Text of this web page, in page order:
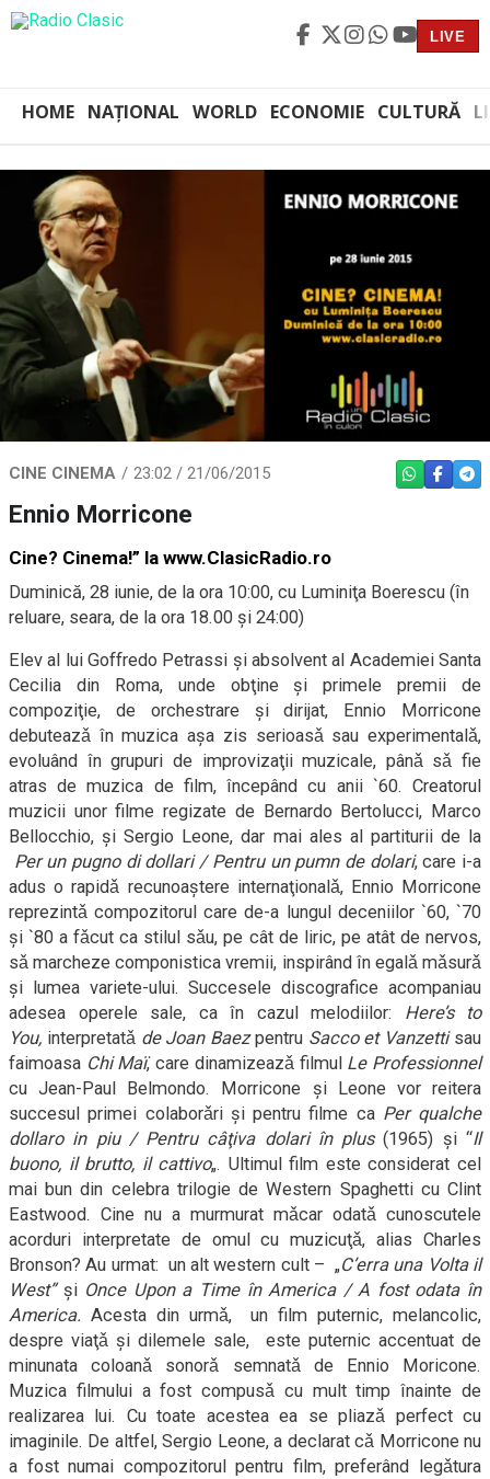
LIVE
HOME NAȚIONAL WORLD ECONOMIE CULTURĂ
CINE CINEMA 23:02 / 21/06/2015 WHATSAPP
Ennio Morricone
Cine? Cinema!” la www.ClasicRadio.ro
Duminică, 28 iunie, de la ora 10:00, cu Luminiţa Boerescu (în
reluare, seara, de la ora 18.00 şi 24:00)
Elev al lui Goffredo Petrassi şi absolvent al Academiei Santa
Cecilia din Roma, unde obţine şi primele premii de
compoziţie, de orchestrare şi dirijat, Ennio Morricone
debuteazǎ în muzica aşa zis serioasǎ sau experimentalǎ,
evoluând în grupuri de improvizaţii muzicale, pânǎ sǎ fie
atras de muzica de film, începând cu anii `60. Creatorul
muzicii unor filme regizate de Bernardo Bertolucci, Marco
Bellocchio, şi Sergio Leone, dar mai ales al partiturii de la
Per un pugno di dollari / Pentru un pumn de dolari, care i-a
adus o rapidǎ recunoaştere internaţionalǎ, Ennio Morricone
reprezintǎ compozitorul care de-a lungul deceniilor `60, `70
şi `80 a fǎcut ca stilul sǎu, pe cât de liric, pe atât de nervos,
sǎ marcheze componistica vremii, inspirând în egalǎ mǎsurǎ
şi lumea variete-ului. Succesele discografice acompaniau
adesea operele sale, ca în cazul melodiilor: Here’s to
You, interpretatǎde Joan Baezpentru Sacco et Vanzettisau
faimoasa Chi Maï, care dinamizeazǎ filmul Le Professionnel
cu Jean-Paul Belmondo. Morricone şi Leone vor reitera
succesul primei colaborǎri şi pentru filme ca Per qualche
dollaro in piu / Pentru câţiva dolari în plus(1965) şi “Il
buono, il brutto, il cattivo„. Ultimul film este considerat cel
mai bun din celebra trilogie de Western Spaghetti cu Clint
Eastwood. Cine nu a murmurat mǎcar odatǎ cunoscutele
acorduri interpretate de omul cu muzicuţǎ, alias Charles
Bronson? Au urmat: un alt western cult – „C’erra una Volta il
West”şi Once Upon a Time în America / A fost odata în
America. Acesta din urmǎ, un film puternic, melancolic,
despre viaţǎ şi dilemele sale, este puternic accentuat de
minunata coloanǎ sonorǎ semnatǎ de Ennio Moricone.
Muzica filmului a fost compusǎ cu mult timp înainte de
realizarea lui. Cu toate acestea ea se pliazǎ perfect cu
imaginile. De altfel, Sergio Leone, a declarat cǎ Morricone nu
a fost numai compozitorul pentru film, preferând legǎtura